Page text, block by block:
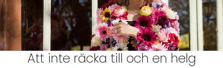
Relationer
Handarbete
Hem
Om Anna María
Kategorier
Arkiv
Kontakt
Att inte räcka till och en helg